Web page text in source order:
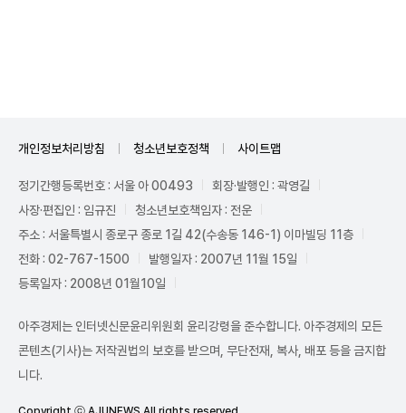
개인정보처리방침 청소년보호정책 사이트맵
정기간행등록번호 : 서울 아 00493
회장·발행인 : 곽영길
사장·편집인 : 임규진
청소년보호책임자 : 전운
주소 : 서울특별시 종로구 종로 1길 42(수송동 146-1) 이마빌딩 11층
전화 : 02-767-1500
발행일자 : 2007년 11월 15일
등록일자 : 2008년 01월10일
아주경제는 인터넷신문윤리위원회 윤리강령을 준수합니다. 아주경제의 모든
콘텐츠(기사)는 저작권법의 보호를 받으며, 무단전재, 복사, 배포 등을 금지합
니다.